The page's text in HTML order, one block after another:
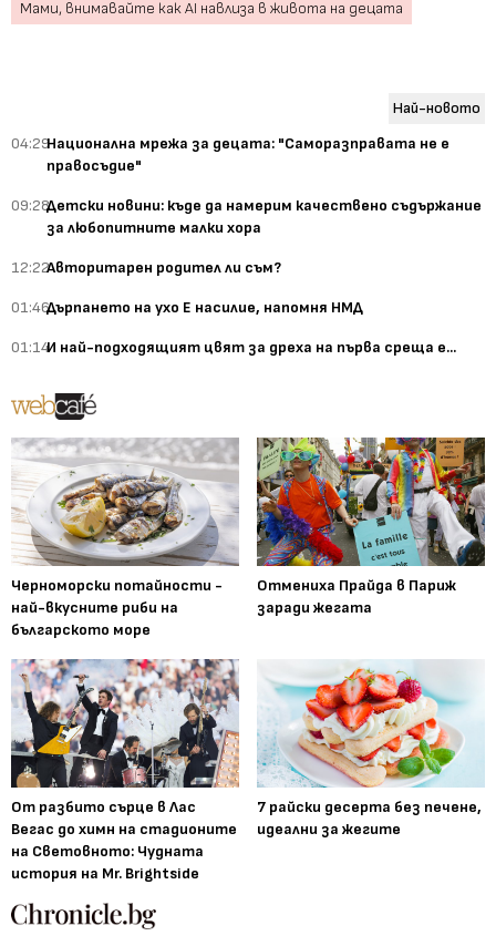
Мами, внимавайте как AI навлиза в живота на децата
Най-новото
04:29Национална мрежа за децата: "Саморазправата не е
правосъдие"
09:28Детски новини: къде да намерим качествено съдържание
за любопитните малки хора
12:22Авторитарен родител ли съм?
01:46Дърпането на ухо Е насилие, напомня НМД
01:14И най-подходящият цвят за дреха на първа среща е...
Черноморски потайности -
най-вкусните риби на
българското море
Отмениха Прайда в Париж
заради жегата
От разбито сърце в Лас
Вегас до химн на стадионите
на Световното: Чудната
история на Mr. Brightside
7 райски десерта без печене,
идеални за жегите